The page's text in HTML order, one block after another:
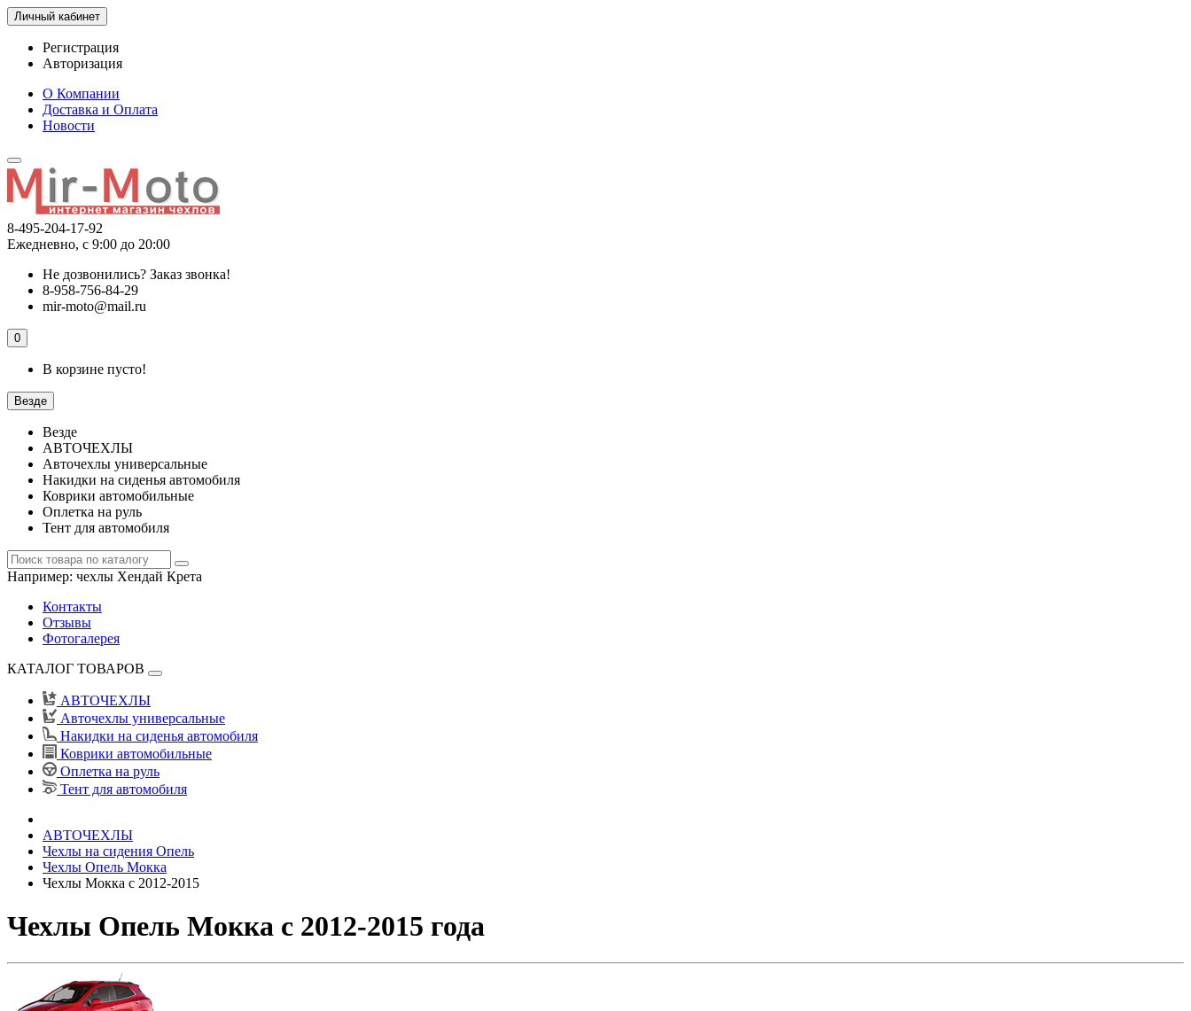
Личный кабинет
Регистрация
Авторизация
О Компании
Доставка и Оплата
Новости
8-495-204-17-92
Ежедневно, с 9:00 до 20:00
Не дозвонились? Заказ звонка!
8-958-756-84-29
mir-moto@mail.ru
0
В корзине пусто!
Везде
Везде
АВТОЧЕХЛЫ
Авточехлы универсальные
Накидки на сиденья автомобиля
Коврики автомобильные
Оплетка на руль
Тент для автомобиля
Например: чехлы Хендай Крета
Контакты
Отзывы
Фотогалерея
КАТАЛОГ ТОВАРОВ
АВТОЧЕХЛЫ
Авточехлы универсальные
Накидки на сиденья автомобиля
Коврики автомобильные
Оплетка на руль
Тент для автомобиля
АВТОЧЕХЛЫ
Чехлы на сидения Опель
Чехлы Опель Мокка
Чехлы Мокка с 2012-2015
Чехлы Опель Мокка с 2012-2015 года